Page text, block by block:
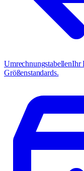
UmrechnungstabellenIhr
Größenstandards.